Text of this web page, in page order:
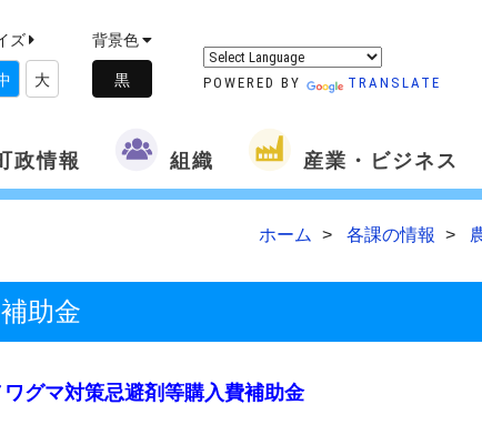
ズ
大
背景色
POWERED BY TRANSLATE
政情報 組織 産業・ビジネス
ホーム 各課の情報
助金
グマ対策忌避剤等購入費補助金